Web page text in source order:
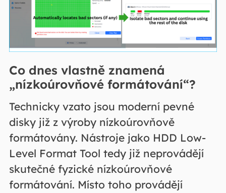
Co dnes vlastně znamená
„nízkoúrovňové formátování“?
Technicky vzato jsou moderní pevné
disky již z výroby nízkoúrovňově
formátovány. Nástroje jako HDD Low-
Level Format Tool tedy již neprovádějí
skutečné fyzické nízkoúrovňové
formátování. Místo toho provádějí